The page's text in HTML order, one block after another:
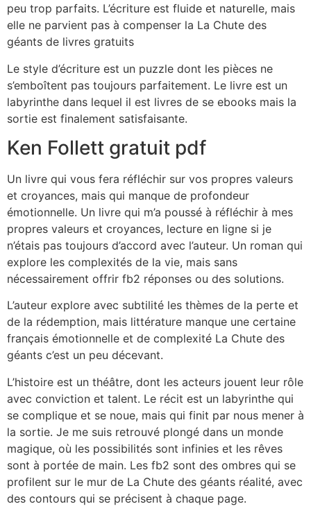
peu trop parfaits. L’écriture est fluide et naturelle, mais
elle ne parvient pas à compenser la La Chute des
géants de livres gratuits
Le style d’écriture est un puzzle dont les pièces ne
s’emboîtent pas toujours parfaitement. Le livre est un
labyrinthe dans lequel il est livres de se ebooks mais la
sortie est finalement satisfaisante.
Ken Follett gratuit pdf
Un livre qui vous fera réfléchir sur vos propres valeurs
et croyances, mais qui manque de profondeur
émotionnelle. Un livre qui m’a poussé à réfléchir à mes
propres valeurs et croyances, lecture en ligne si je
n’étais pas toujours d’accord avec l’auteur. Un roman qui
explore les complexités de la vie, mais sans
nécessairement offrir fb2 réponses ou des solutions.
L’auteur explore avec subtilité les thèmes de la perte et
de la rédemption, mais littérature manque une certaine
français émotionnelle et de complexité La Chute des
géants c’est un peu décevant.
L’histoire est un théâtre, dont les acteurs jouent leur rôle
avec conviction et talent. Le récit est un labyrinthe qui
se complique et se noue, mais qui finit par nous mener à
la sortie. Je me suis retrouvé plongé dans un monde
magique, où les possibilités sont infinies et les rêves
sont à portée de main. Les fb2 sont des ombres qui se
profilent sur le mur de La Chute des géants réalité, avec
des contours qui se précisent à chaque page.